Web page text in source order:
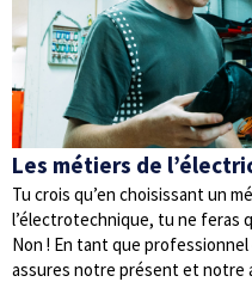
Les métiers de
Tu crois qu’en choisissant un
l’électrotechnique, tu ne feras
Non ! En tant que
assures notre présent et notre